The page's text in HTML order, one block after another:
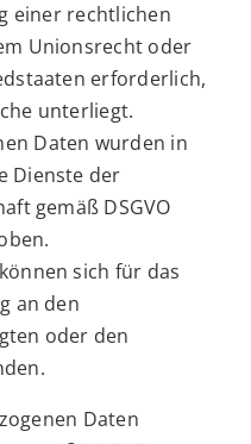
einer rechtlichen
Unionsrecht oder
erforderlich,
unterliegt.
Daten wurden in
Dienste der
gemäß DSGVO
sich für das
an den
oder den
Daten